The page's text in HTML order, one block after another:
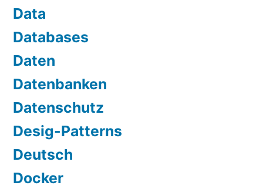
Data
Databases
Daten
Datenbanken
Datenschutz
Desig-Patterns
Deutsch
Docker